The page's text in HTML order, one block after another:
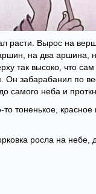
расти. Вырос на
на два аршина,
так высоко, что
Он забарабанил по
самого неба и
тоненькое, красное
росла на небе,